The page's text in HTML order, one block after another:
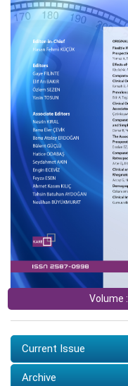
Volume :
Current Issue
Archive